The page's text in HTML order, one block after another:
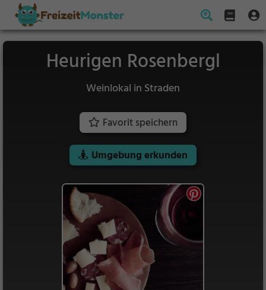
Heurigen Rosenbergl
Weinlokal in Straden
Favorit speichern
Umgebung erkunden